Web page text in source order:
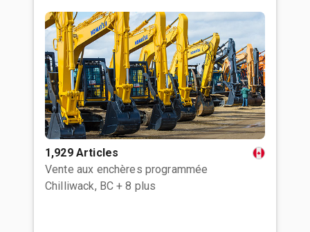
1,929 Articles
Vente aux enchères programmée
Chilliwack, BC + 8 plus